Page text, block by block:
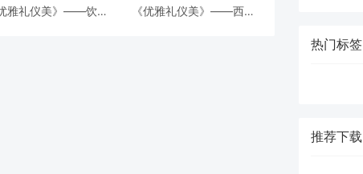
优雅礼仪美》——饮茶
《优雅礼仪美》——西餐
热门标签
推荐下载